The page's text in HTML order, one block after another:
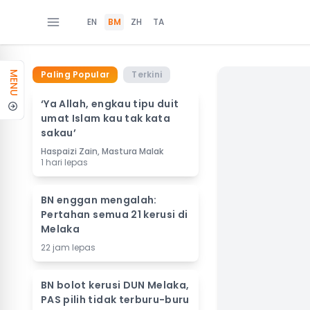
EN BM ZH TA
MENU Paling Popular Terkini
‘Ya Allah, engkau tipu duit
umat Islam kau tak kata
sakau’
Haspaizi Zain, Mastura Malak
1 hari lepas
BN enggan mengalah:
Pertahan semua 21 kerusi di
Melaka
22 jam lepas
BN bolot kerusi DUN Melaka,
PAS pilih tidak terburu-buru